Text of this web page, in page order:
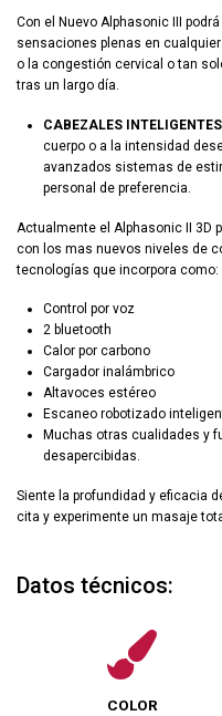
Con el Nuevo Alphasonic III
sensaciones plenas en
o la congestión cervical o tan
tras un largo día.
CABEZALES
cuerpo o a la intensidad
avanzados sistemas de
personal de preferencia.
Actualmente el Alphasonic II 3D
con los mas nuevos niveles de
tecnologías que incorpora como:
Control por voz
2 bluetooth
Calor por carbono
Cargador inalámbrico
Altavoces estéreo
Escaneo robotizado
Muchas otras cualidades y
desapercibidas.
Siente la profundidad y eficacia
cita y experimente un masaje
Datos técnicos:
COLOR